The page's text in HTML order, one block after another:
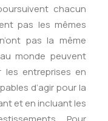
chacun
pas les mêmes
pas la même
monde peuvent
entreprises en
d’agir pour la
et en incluant les